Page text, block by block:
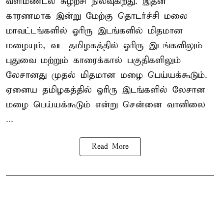
காரணமாக இன்று மேற்கு தொடர்ச்சி மலை
மாவட்டங்களில் ஓரிரு இடங்களில் மிதமான
மழையும், வட தமிழகத்தில் ஓரிரு இடங்களிலும்
புதுவை மற்றும் காரைக்கால் பகுதிகளிலும்
லேசானது முதல் மிதமான மழை பெய்யக்கூடும்.
ஏனைய தமிழகத்தில் ஓரிரு இடங்களில் லேசான
மழை பெய்யக்கூடும் என்று சென்னை வானிலை
...
Read More